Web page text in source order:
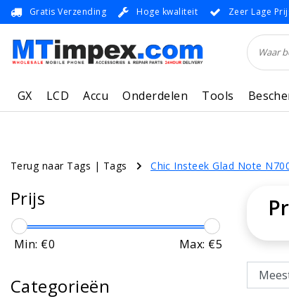
Gratis Verzending Hoge kwaliteit Zeer Lage
GX LCD Accu Onderdelen Tools
Terug naar Tags | Tags Chic Insteek Glad Note
Prijs
Min: €0 Max: €5
Categorieën